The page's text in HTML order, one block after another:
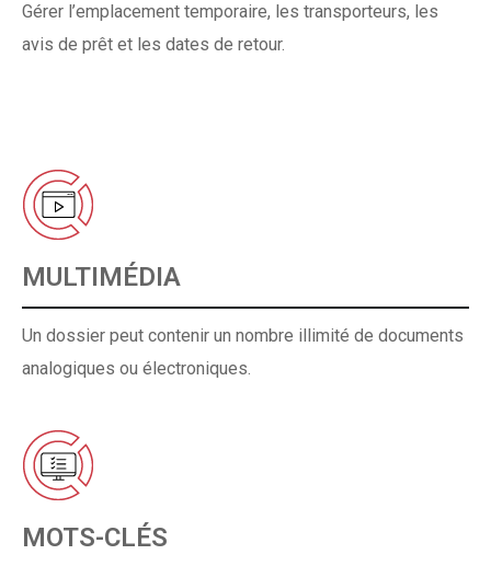
Gérer l’emplacement temporaire, les transporteurs, les
avis de prêt et les dates de retour.
MULTIMÉDIA
Un dossier peut contenir un nombre illimité de documents
analogiques ou électroniques.
MOTS-CLÉS